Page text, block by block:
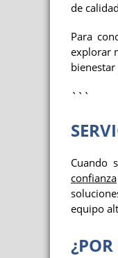
de
Para
explorar
```
Cuando
confianza
equipo